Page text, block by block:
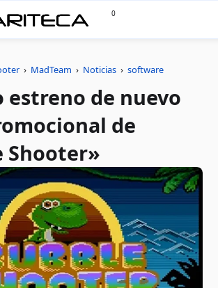
0
› MadTeam › Noticias ›software
estreno de nuevo
de
Shooter»